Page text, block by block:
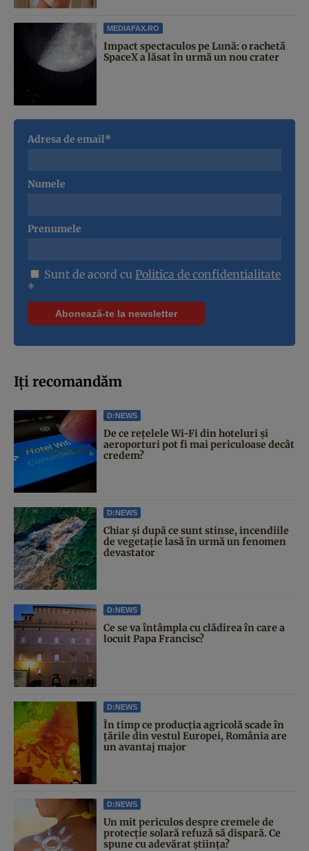
MEDIAFAX.RO
Impact spectaculos pe Lună: o rachetă
SpaceX a lăsat în urmă un nou crater
Adresa de email*
Numele
Prenumele
Sunt de acord cu Politica de confidentialitate
*
Iți recomandăm
D:NEWS
De ce rețelele Wi-Fi din hoteluri și
aeroporturi pot fi mai periculoase decât
credem?
D:NEWS
Chiar și după ce sunt stinse, incendiile
de vegetație lasă în urmă un fenomen
devastator
D:NEWS
Ce se va întâmpla cu clădirea în care a
locuit Papa Francisc?
D:NEWS
În timp ce producția agricolă scade în
țările din vestul Europei, România are
un avantaj major
D:NEWS
Un mit periculos despre cremele de
protecție solară refuză să dispară. Ce
spune cu adevărat știința?